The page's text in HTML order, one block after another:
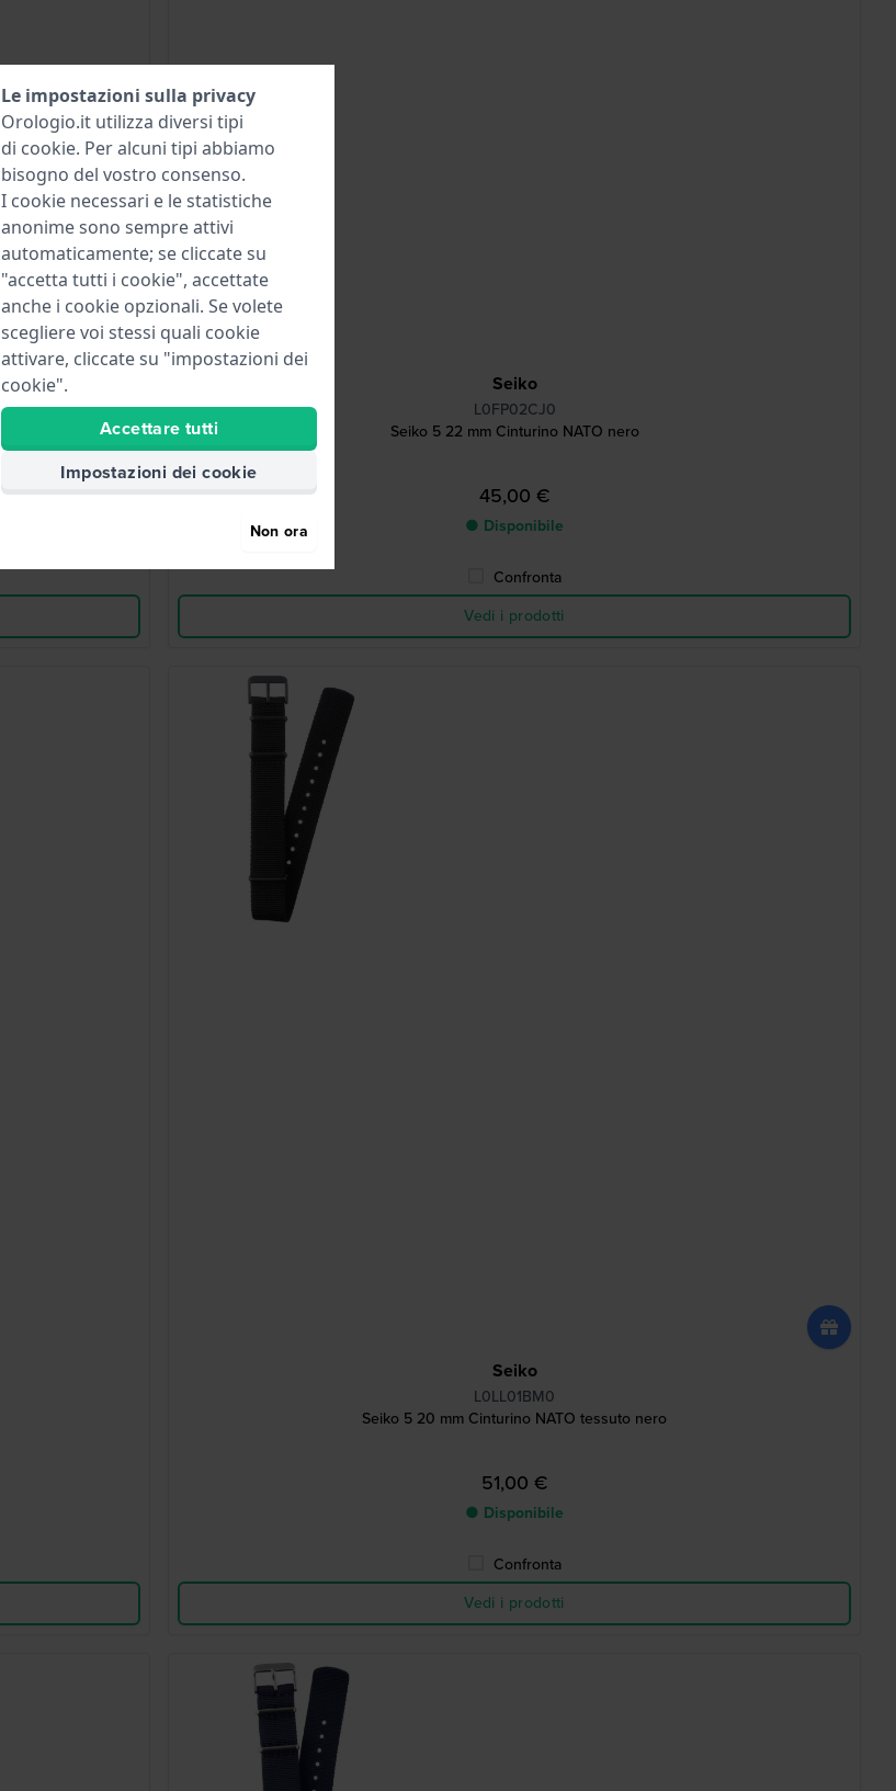
Seiko
L0FP02CJ0
Seiko 5 22 mm Cinturino NATO nero
45,00 €
● Disponibile
Confronta
Vedi i prodotti
Seiko
L0LL01BM0
Seiko 5 20 mm Cinturino NATO tessuto nero
51,00 €
● Disponibile
Confronta
Vedi i prodotti
Le impostazioni sulla privacy
Orologio.it utilizza diversi tipi
di cookie. Per alcuni tipi abbiamo
bisogno del vostro consenso.
I cookie necessari e le statistiche
anonime sono sempre attivi
automaticamente; se cliccate su
"accetta tutti i cookie", accettate
anche i cookie opzionali. Se volete
scegliere voi stessi quali cookie
attivare, cliccate su "impostazioni dei
cookie".
Accettare tutti
Impostazioni dei cookie
Non ora